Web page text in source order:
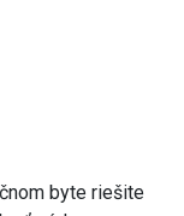
byte riešite